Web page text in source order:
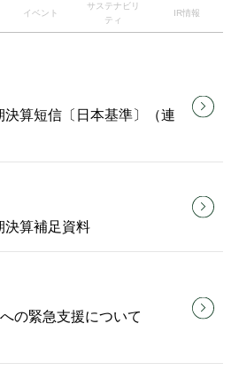
イベント
サステナビリ
ティ
IR情報
算短信〔日本基準〕（連
決算補足資料
の緊急支援について